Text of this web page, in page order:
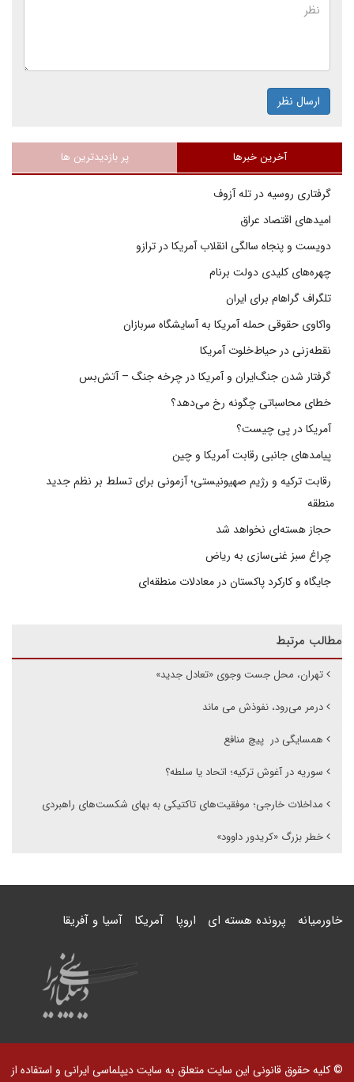
ارسال نظر
آخرین خبرها پر بازدیدترین ها
گرفتاری روسیه در تله آزوف
امیدهای اقتصاد عراق
دویست و پنجاه سالگی انقلاب آمریکا در ترازو
چهره‌های کلیدی دولت برنام
تلگراف گراهام برای ایران
واکاوی حقوقی حمله آمریکا به آسایشگاه سربازان
نقطه‌زنی در حیاط‌خلوت آمریکا
گرفتار شدن جنگ‌ایران و آمریکا در چرخه جنگ – آتش‌بس
خطای محاسباتی چگونه رخ می‌دهد؟
آمریکا در پی چیست؟
پیامدهای جانبی رقابت آمریکا و چین
رقابت ترکیه و رژیم صهیونیستی؛ آزمونی برای تسلط بر نظم جدید
منطقه
حجاز هسته‌ای نخواهد شد
چراغ سبز غنی‌سازی به ریاض
جایگاه و کارکرد پاکستان در معادلات منطقه‌ای
مطالب مرتبط
تهران، محل جست وجوی «تعادل جدید»
درمر می‌رود، نفوذش می ماند
همسایگی در پیچ منافع
سوریه در آغوش ترکیه؛ اتحاد یا سلطه؟
مداخلات خارجی؛ موفقیت‌های تاکتیکی به بهای شکست‌های راهبردی
خطر بزرگ «کریدور داوود»
خاورمیانه پرونده هسته ای اروپا آمریکا آسیا و آفریقا
© کلیه حقوق قانونی این سایت متعلق به سایت دیپلماسی ایرانی و استفاده از